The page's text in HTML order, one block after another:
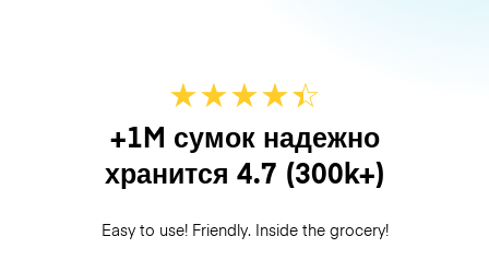
★★★★☆
★
+1M сумок надежно
хранится 4.7 (300k+)
Easy to use! Friendly. Inside the grocery!